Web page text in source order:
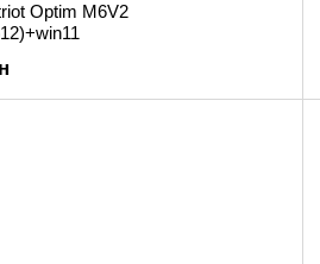
Optim M6V2